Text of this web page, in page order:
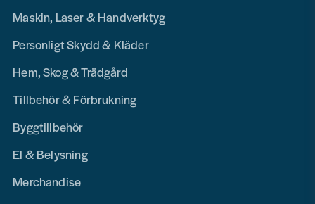
Maskin, Laser & Handverktyg
Personligt Skydd & Kläder
Hem, Skog & Trädgård
Tillbehör & Förbrukning
Byggtillbehör
El & Belysning
Merchandise